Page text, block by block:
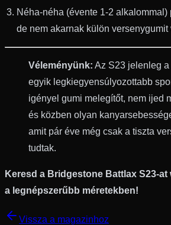
Néha-néha (évente 1-2
de nem akarnak külön versenygumit
Véleményünk: Az S23 jelenleg
egyik legkiegyensúlyozottabb
igényel gumi melegítőt, nem ijed
és közben olyan
amit pár éve még csak a tiszta
tudtak.
Keresd a Bridgestone Battlax S23-
a legnépszerűbb méretekben!
Vissza a magazinhoz